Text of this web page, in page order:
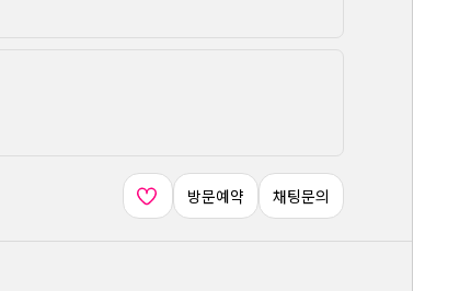
방문예약 채팅문의